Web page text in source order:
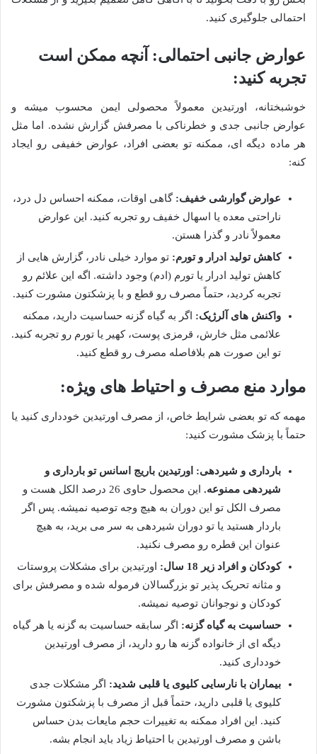
احتمالی جلوگیری کنید.
عوارض جانبی احتمالی: آنچه ممکن است
تجربه کنید:
خوشبختانه، اورتیدین معمولاً محصولی ایمن محسوب میشه و
عوارض جانبی جدی و خطرناکی با مصرفش گزارش نشده. اما مثل
هر ماده دیگه ای، ممکنه تو بعضی افراد، عوارض خفیفی رو ایجاد
کنه:
عوارض گوارشی خفیف: گاهی اوقات، ممکنه احساس دل درد،
ناراحتی معده یا اسهال خفیف رو تجربه کنید. این عوارض
معمولاً نادر و گذرا هستن.
کاهش تولید ادرار و تورم: تو موارد خیلی نادر، گزارش هایی از
کاهش تولید ادرار یا تورم (ادم) وجود داشته. اگه این علائم رو
تجربه کردید، حتماً مصرف رو قطع و با پزشکتون مشورت کنید.
واکنش های آلرژیک: اگر به گیاه گزنه حساسیت دارید، ممکنه
علائمی مثل خارش، قرمزی پوست، کهیر یا تورم رو تجربه کنید.
تو این صورت هم بلافاصله مصرف رو قطع کنید.
موارد منع مصرف و احتیاط های ویژه:
مهمه که تو بعضی شرایط خاص، از مصرف اورتیدین خودداری کنید یا
حتماً با پزشک مشورت کنید:
بارداری و شیردهی: اورتیدین باریج اسانس تو بارداری و
شیردهی ممنوعه.
این محصول حاوی 26 درصد الکل هست و
مصرف الکل تو این دوران به هیچ وجه توصیه نمیشه. پس اگر
باردار هستید یا تو دوران شیردهی به سر می برید، به هیچ
عنوان این قطره رو مصرف نکنید.
کودکان و افراد زیر 18 سال:
اورتیدین برای مشکلات پروستات
و مثانه تحریک پذیر تو بزرگسالان فرموله شده و مصرفش برای
کودکان و نوجوانان توصیه نمیشه.
حساسیت به گیاه گزنه: اگر سابقه حساسیت به گزنه یا هر گیاه
دیگه ای از خانواده گزنه ها رو دارید، از مصرف اورتیدین
خودداری کنید.
بیماران با نارسایی کلیوی یا قلبی شدید: اگر مشکلات جدی
کلیوی یا قلبی دارید، حتماً قبل از مصرف با پزشکتون مشورت
کنید. این افراد ممکنه به تغییرات حجم مایعات بدن حساس
باشن و مصرف اورتیدین با احتیاط زیاد باید انجام بشه.